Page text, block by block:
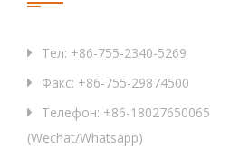
Тел: +86-755-2340-5269
Факс: +86-755-29874500
Телефон: +86-18027650065
(Wechat/Whatsapp)